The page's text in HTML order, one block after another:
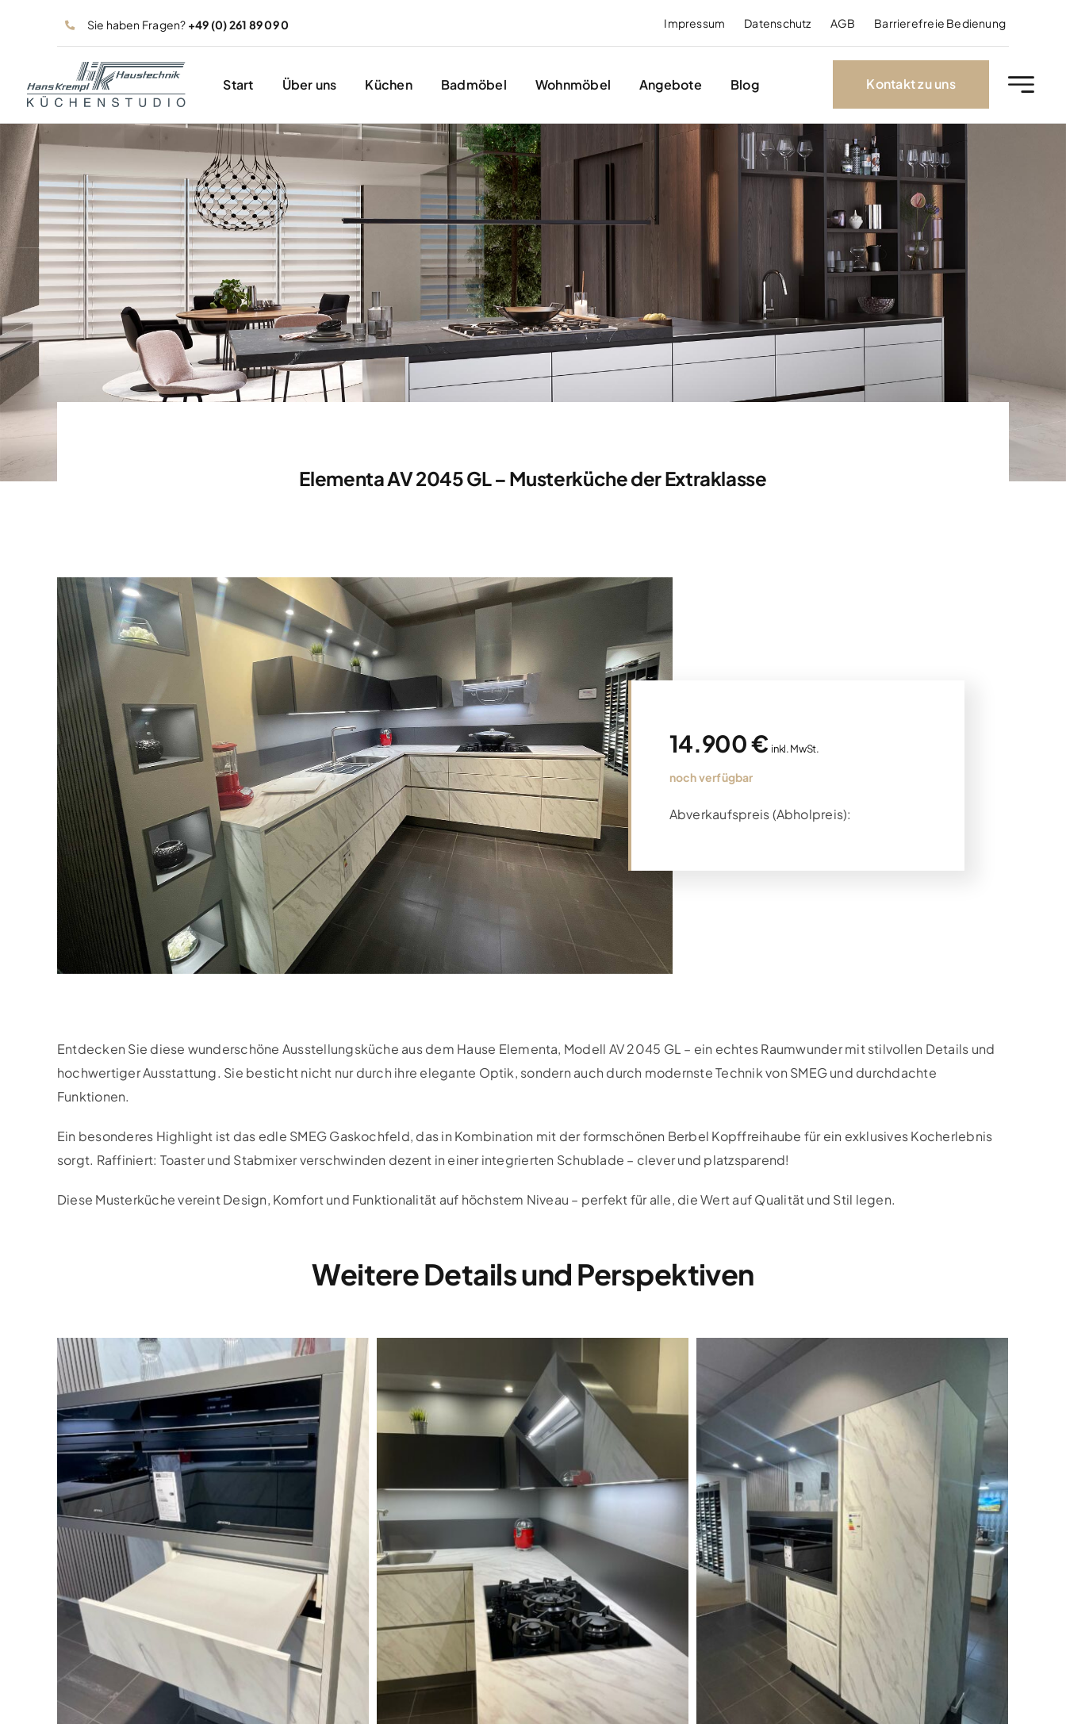
Sie haben Fragen? +49 (0) 261 89 09 0 Impressum Datenschutz AGB Barrierefreie Bedienung
Start Über uns Küchen Badmöbel Wohnmöbel Angebote Blog Kontakt zu uns
Elementa AV 2045 GL – Musterküche der Extraklasse
14.900 € inkl. MwSt.
noch verfügbar
Abverkaufspreis (Abholpreis):
Entdecken Sie diese wunderschöne Ausstellungsküche aus dem Hause Elementa, Modell AV 2045 GL – ein echtes Raumwunder mit stilvollen Details und
hochwertiger Ausstattung. Sie besticht nicht nur durch ihre elegante Optik, sondern auch durch modernste Technik von SMEG und durchdachte
Funktionen.
Ein besonderes Highlight ist das edle SMEG Gaskochfeld, das in Kombination mit der formschönen Berbel Kopffreihaube für ein exklusives Kocherlebnis
sorgt. Raffiniert: Toaster und Stabmixer verschwinden dezent in einer integrierten Schublade – clever und platzsparend!
Diese Musterküche vereint Design, Komfort und Funktionalität auf höchstem Niveau – perfekt für alle, die Wert auf Qualität und Stil legen.
Weitere Details und Perspektiven